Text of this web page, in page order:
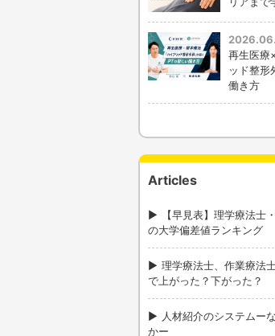
再生医療
ッド整形
働き方
Articles
【早見表】理学療法士
の大学偏差値ランキング
理学療法士、作業療法
で上がった？下がった？
人材紹介のシステムー
かー